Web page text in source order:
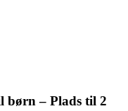
børn – Plads til 2